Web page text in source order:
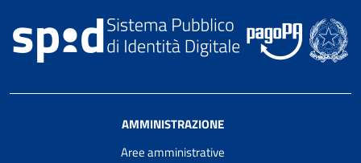
AMMINISTRAZIONE
Aree amministrative